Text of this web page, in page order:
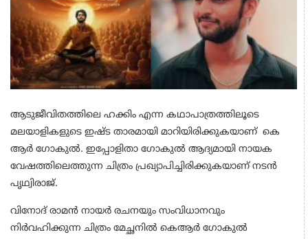
ആടുജീവിതത്തിലെ ഹക്കിം എന്ന കഥാപാത്രത്തിലൂടെ
മലയാളികളുടെ ഇഷ്ട താരമായി മാറിയിരിക്കുകയാണ് കെ
ആര്‍ ഗോകുല്‍. ഇപ്പോളിതാ ഗോകുല്‍ ആദ്യമായി നായക
വേഷത്തിലെത്തുന്ന ചിത്രം പ്രഖ്യാപിച്ചിരിക്കുകയാണ് നടന്‍
പൃഥ്വിരാജ്.
വിനോദ് രാമന്‍ നായര്‍ രചനയും സംവിധാനവും
നിര്‍വഹിക്കുന്ന ചിത്രം മേച്ഛനില്‍ കെആര്‍ ഗോകുല്‍